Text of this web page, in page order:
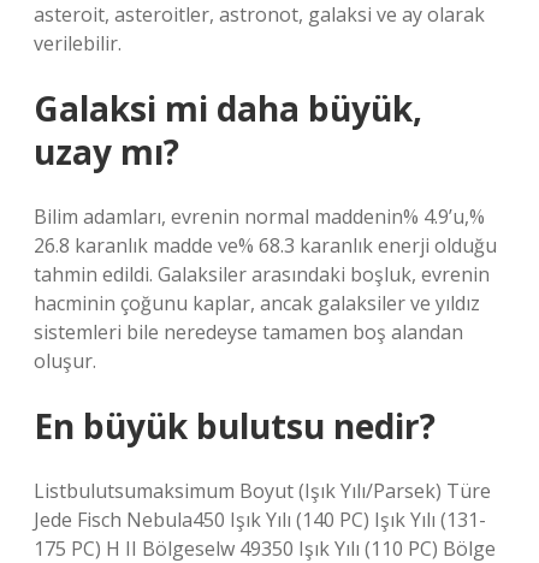
asteroit, asteroitler, astronot, galaksi ve ay olarak
verilebilir.
Galaksi mi daha büyük,
uzay mı?
Bilim adamları, evrenin normal maddenin% 4.9’u,%
26.8 karanlık madde ve% 68.3 karanlık enerji olduğu
tahmin edildi. Galaksiler arasındaki boşluk, evrenin
hacminin çoğunu kaplar, ancak galaksiler ve yıldız
sistemleri bile neredeyse tamamen boş alandan
oluşur.
En büyük bulutsu nedir?
Listbulutsumaksimum Boyut (Işık Yılı/Parsek) Türe
Jede Fisch Nebula450 Işık Yılı (140 PC) Işık Yılı (131-
175 PC) H II Bölgeselw 49350 Işık Yılı (110 PC) Bölge